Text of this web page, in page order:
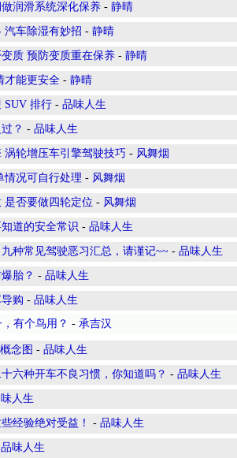
润滑系统深化保养 - 静晴
汽车除湿有妙招 - 静晴
质 预防变质重在保养 - 静晴
才能更安全 - 静晴
SUV 排行 - 品味人生
？ - 品味人生
涡轮增压车引擎驾驶技巧 - 风舞烟
情况可自行处理 - 风舞烟
是否要做四轮定位 - 风舞烟
道的安全常识 - 品味人生
种常见驾驶恶习汇总，请谨记~~ - 品味人生
胎？ - 品味人生
购 - 品味人生
有个鸟用？ - 承吉汉
念图 - 品味人生
六种开车不良习惯，你知道吗？ - 品味人生
人生
经验绝对受益！ - 品味人生
品味人生